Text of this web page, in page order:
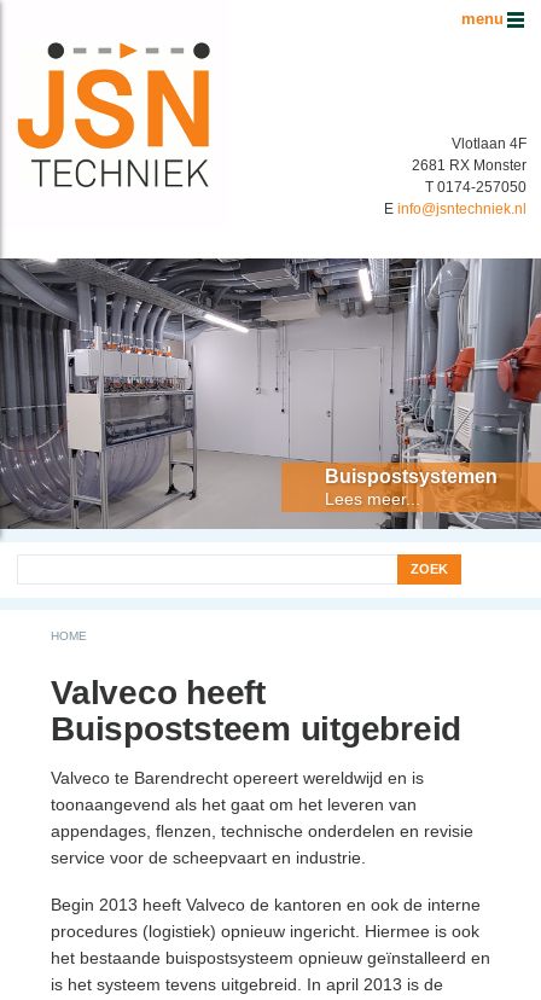
Energiek in buispostsystemen!
Buispostsystemen
Lees meer...
You are here
HOME
Valveco heeft
Buispoststeem uitgebreid
Valveco te Barendrecht opereert wereldwijd en is
toonaangevend als het gaat om het leveren van
appendages, flenzen, technische onderdelen en revisie
service voor de scheepvaart en industrie.
Begin 2013 heeft Valveco de kantoren en ook de interne
procedures (logistiek) opnieuw ingericht. Hiermee is ook
het bestaande buispostsysteem opnieuw geïnstalleerd en
is het systeem tevens uitgebreid. In april 2013 is de
Vlotlaan 4F
2681 RX Monster
T 0174-257050
E info@jsntechniek.nl